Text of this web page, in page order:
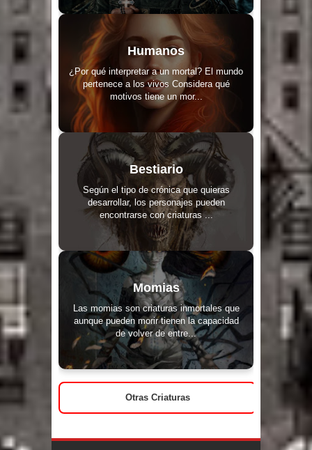
Humanos
¿Por qué interpretar a un mortal? El mundo
pertenece a los vivos Considera qué
motivos tiene un mor...
Bestiario
Según el tipo de crónica que quieras
desarrollar, los personajes pueden
encontrarse con criaturas ...
Momias
Las momias son criaturas inmortales que
aunque pueden morir tienen la capacidad
de volver de entre...
Otras Criaturas